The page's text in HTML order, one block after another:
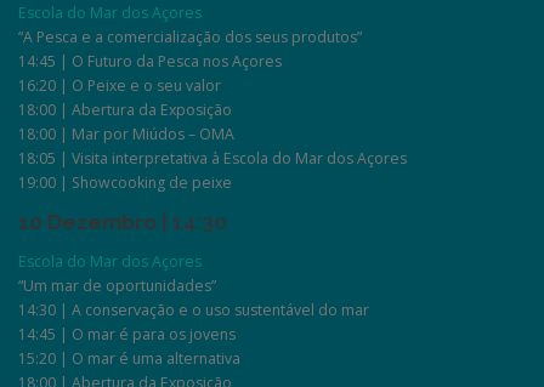
Escola do Mar dos Açores
“A Pesca e a comercialização dos seus produtos”
14:45 | O Futuro da Pesca nos Açores
16:20 | O Peixe e o seu valor
18:00 | Abertura da Exposição
18:00 | Mar por Miúdos – OMA
18:05 | Visita interpretativa à Escola do Mar dos Açores
19:00 | Showcooking de peixe
10 Dezembro | 14:30
Escola do Mar dos Açores
“Um mar de oportunidades”
14:30 | A conservação e o uso sustentável do mar
14:45 | O mar é para os jovens
15:20 | O mar é uma alternativa
18:00 | Abertura da Exposição